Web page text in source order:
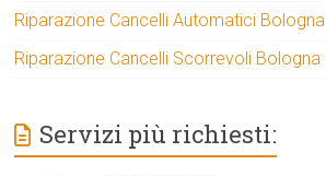
Riparazione Cancelli Automatici Bologna
Riparazione Cancelli Scorrevoli Bologna
Servizi più richiesti: